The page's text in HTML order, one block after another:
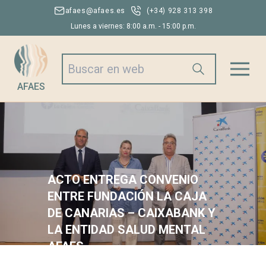
afaes@afaes.es
(+34) 928 313 398
Lunes a viernes: 8:00 a.m. - 15:00 p.m.
AFAES
ACTO ENTREGA CONVENIO
ENTRE FUNDACIÓN LA CAJA
DE CANARIAS – CAIXABANK Y
LA ENTIDAD SALUD MENTAL
AFAES